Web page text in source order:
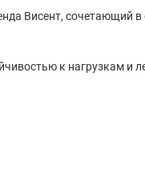
Висент, сочетающий
к нагрузкам и